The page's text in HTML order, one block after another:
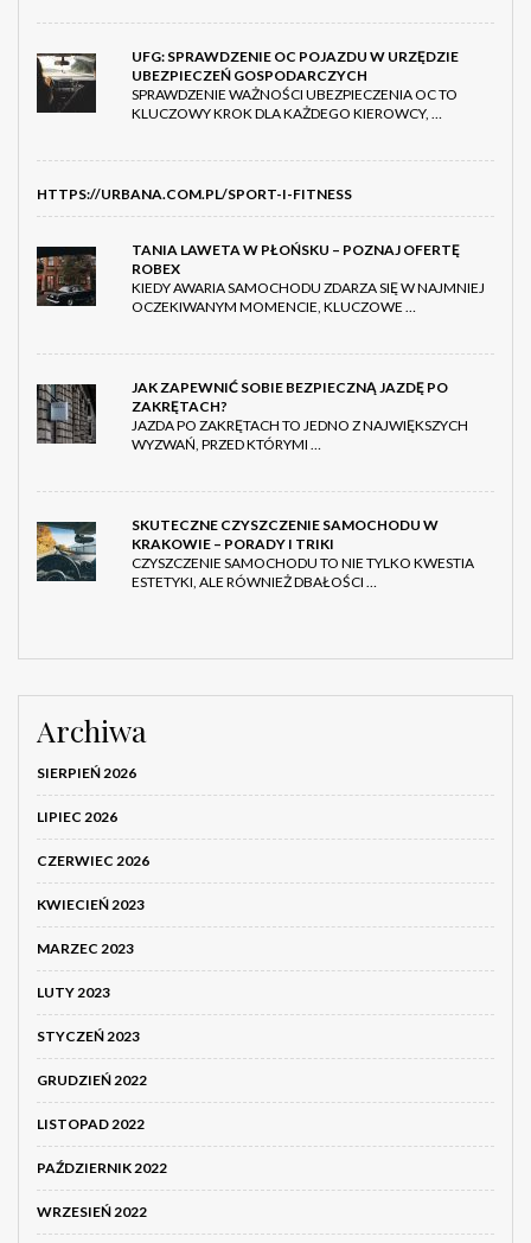
UFG: SPRAWDZENIE OC POJAZDU W URZĘDZIE
UBEZPIECZEŃ GOSPODARCZYCH
SPRAWDZENIE WAŻNOŚCI UBEZPIECZENIA OC TO
KLUCZOWY KROK DLA KAŻDEGO KIEROWCY, …
HTTPS://URBANA.COM.PL/SPORT-I-FITNESS
TANIA LAWETA W PŁOŃSKU – POZNAJ OFERTĘ
ROBEX
KIEDY AWARIA SAMOCHODU ZDARZA SIĘ W NAJMNIEJ
OCZEKIWANYM MOMENCIE, KLUCZOWE …
JAK ZAPEWNIĆ SOBIE BEZPIECZNĄ JAZDĘ PO
ZAKRĘTACH?
JAZDA PO ZAKRĘTACH TO JEDNO Z NAJWIĘKSZYCH
WYZWAŃ, PRZED KTÓRYMI …
SKUTECZNE CZYSZCZENIE SAMOCHODU W
KRAKOWIE – PORADY I TRIKI
CZYSZCZENIE SAMOCHODU TO NIE TYLKO KWESTIA
ESTETYKI, ALE RÓWNIEŻ DBAŁOŚCI …
Archiwa
SIERPIEŃ 2026
LIPIEC 2026
CZERWIEC 2026
KWIECIEŃ 2023
MARZEC 2023
LUTY 2023
STYCZEŃ 2023
GRUDZIEŃ 2022
LISTOPAD 2022
PAŹDZIERNIK 2022
WRZESIEŃ 2022